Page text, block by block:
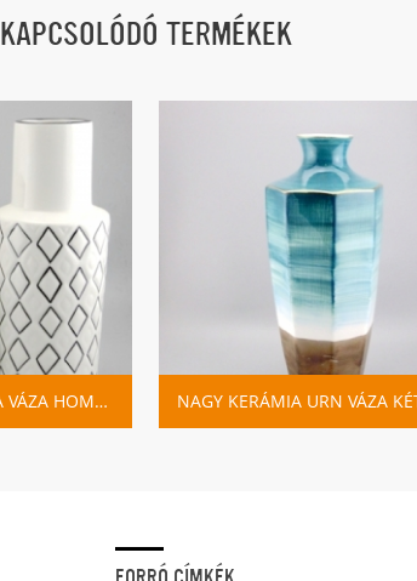
KAPCSOLÓDÓ TERMÉKEK
NAGY FEHÉR KERÁMIA VÁZA HOME DECO